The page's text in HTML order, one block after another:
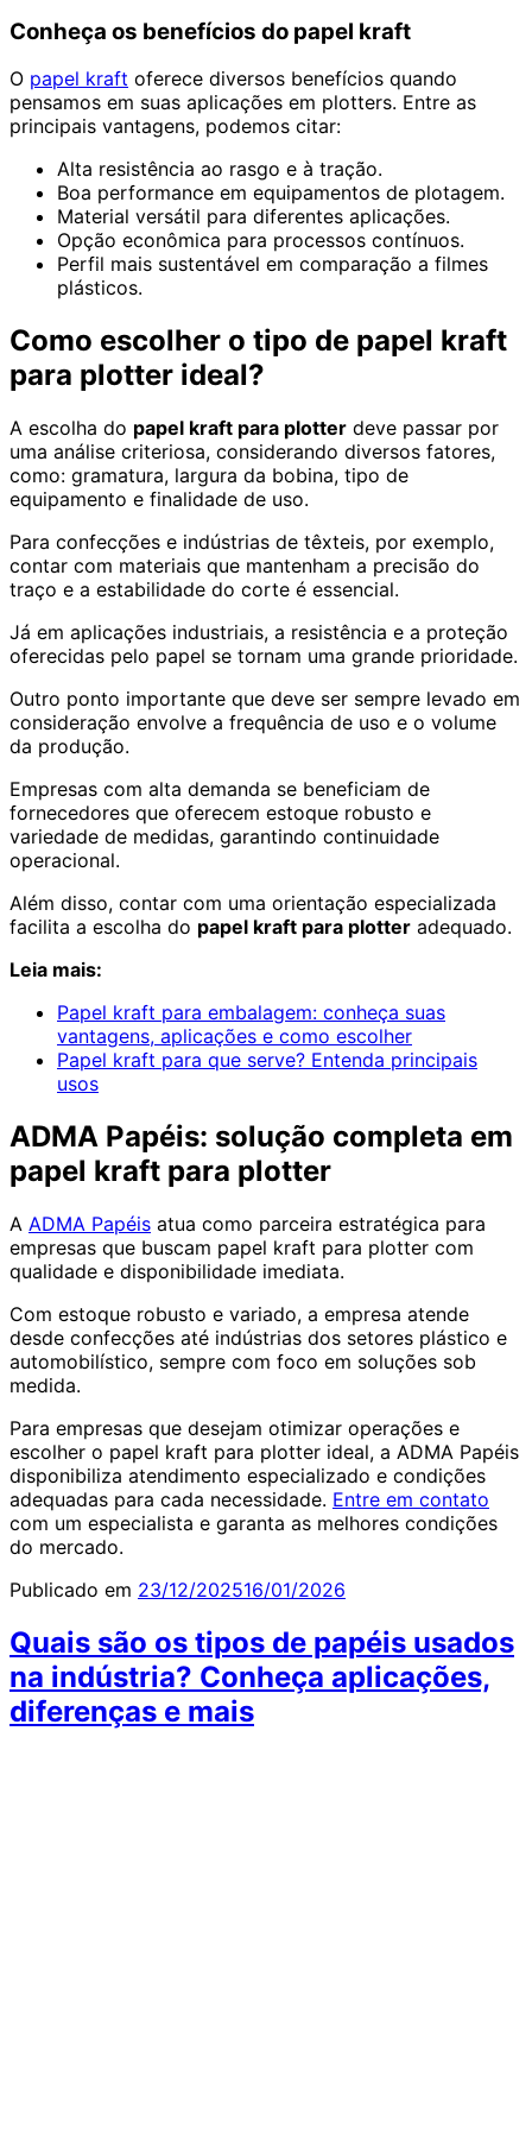
Conheça os benefícios do papel kraft
O papel kraft oferece diversos benefícios quando
pensamos em suas aplicações em plotters. Entre as
principais vantagens, podemos citar:
Alta resistência ao rasgo e à tração.
Boa performance em equipamentos de plotagem.
Material versátil para diferentes aplicações.
Opção econômica para processos contínuos.
Perfil mais sustentável em comparação a filmes
plásticos.
Como escolher o tipo de papel kraft
para plotter ideal?
A escolha do papel kraft para plotter deve passar por
uma análise criteriosa, considerando diversos fatores,
como: gramatura, largura da bobina, tipo de
equipamento e finalidade de uso.
Para confecções e indústrias de têxteis, por exemplo,
contar com materiais que mantenham a precisão do
traço e a estabilidade do corte é essencial.
Já em aplicações industriais, a resistência e a proteção
oferecidas pelo papel se tornam uma grande prioridade.
Outro ponto importante que deve ser sempre levado em
consideração envolve a frequência de uso e o volume
da produção.
Empresas com alta demanda se beneficiam de
fornecedores que oferecem estoque robusto e
variedade de medidas, garantindo continuidade
operacional.
Além disso, contar com uma orientação especializada
facilita a escolha do papel kraft para plotter adequado.
Leia mais:
Papel kraft para embalagem: conheça suas
vantagens, aplicações e como escolher
Papel kraft para que serve? Entenda principais
usos
ADMA Papéis: solução completa em
papel kraft para plotter
A ADMA Papéis atua como parceira estratégica para
empresas que buscam papel kraft para plotter com
qualidade e disponibilidade imediata.
Com estoque robusto e variado, a empresa atende
desde confecções até indústrias dos setores plástico e
automobilístico, sempre com foco em soluções sob
medida.
Para empresas que desejam otimizar operações e
escolher o papel kraft para plotter ideal, a ADMA Papéis
disponibiliza atendimento especializado e condições
adequadas para cada necessidade. Entre em contato
com um especialista e garanta as melhores condições
do mercado.
Publicado em 23/12/202516/01/2026
Quais são os tipos de papéis usados
na indústria? Conheça aplicações,
diferenças e mais